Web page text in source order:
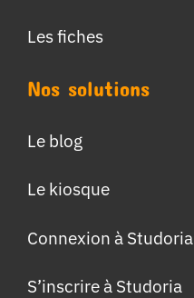
Les fiches
Nos solutions
Le blog
Le kiosque
Connexion à Studoria
S’inscrire à Studoria